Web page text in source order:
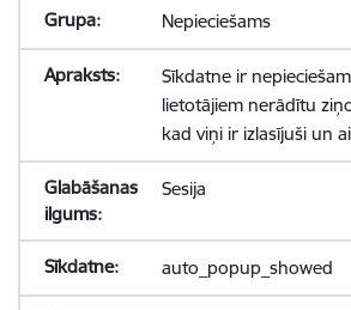
Nepieciešams
Sīkdatne ir
lietotājiem nerādītu
kad viņi ir izlasījuši un
Sesija
auto_popup_showed